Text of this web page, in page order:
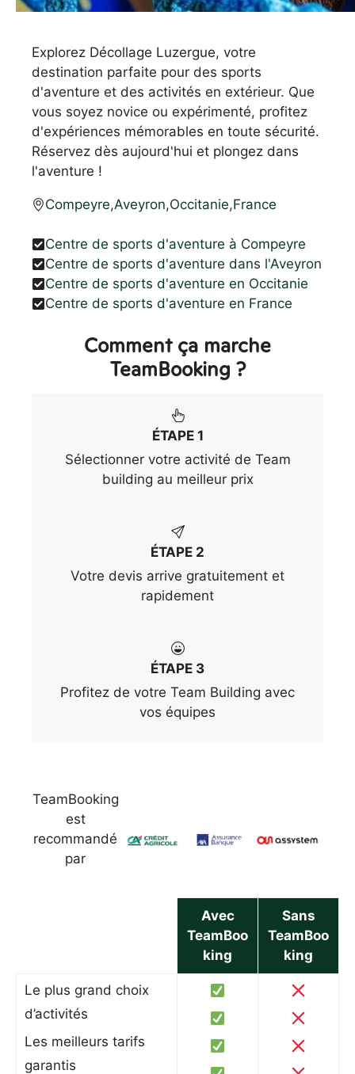
Explorez Décollage Luzergue, votre
destination parfaite pour des sports
d'aventure et des activités en extérieur. Que
vous soyez novice ou expérimenté, profitez
d'expériences mémorables en toute sécurité.
Réservez dès aujourd'hui et plongez dans
l'aventure !
Compeyre,Aveyron,Occitanie,France
Centre de sports d'aventure à Compeyre
Centre de sports d'aventure dans l'Aveyron
Centre de sports d'aventure en Occitanie
Centre de sports d'aventure en France
Comment ça marche
TeamBooking ?
ÉTAPE 1
Sélectionner votre activité de Team
building au meilleur prix
ÉTAPE 2
Votre devis arrive gratuitement et
rapidement
ÉTAPE 3
Profitez de votre Team Building avec
vos équipes
TeamBooking
est
recommandé
par
Avec
TeamBoo
king
Sans
TeamBoo
king
Le plus grand choix
d’activités
Les meilleurs tarifs
garantis